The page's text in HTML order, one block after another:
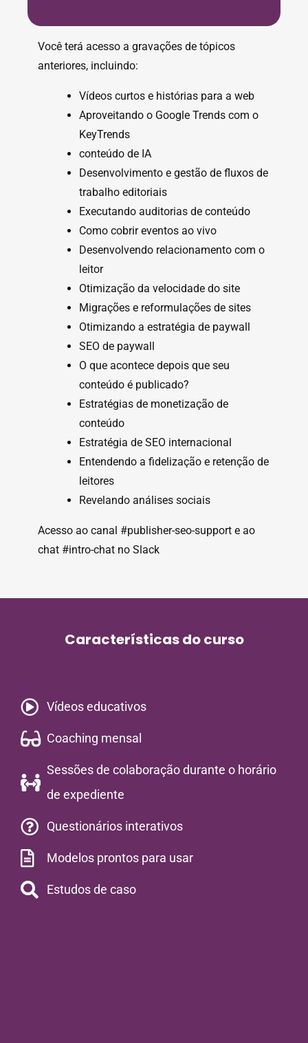
Você terá acesso a gravações de tópicos
anteriores, incluindo:
Vídeos curtos e histórias para a web
Aproveitando o Google Trends com o
KeyTrends
conteúdo de IA
Desenvolvimento e gestão de fluxos de
trabalho editoriais
Executando auditorias de conteúdo
Como cobrir eventos ao vivo
Desenvolvendo relacionamento com o
leitor
Otimização da velocidade do site
Migrações e reformulações de sites
Otimizando a estratégia de paywall
SEO de paywall
O que acontece depois que seu
conteúdo é publicado?
Estratégias de monetização de
conteúdo
Estratégia de SEO internacional
Entendendo a fidelização e retenção de
leitores
Revelando análises sociais
Acesso ao canal #publisher-seo-support e ao
chat #intro-chat no Slack
Características do curso
Vídeos educativos
Coaching mensal
Sessões de colaboração durante o horário
de expediente
Questionários interativos
Modelos prontos para usar
Estudos de caso